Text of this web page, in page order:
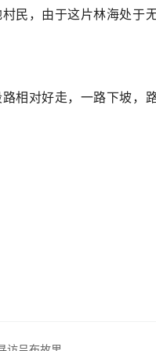
民，由于这片林海处于
相对好走，一路下坡，